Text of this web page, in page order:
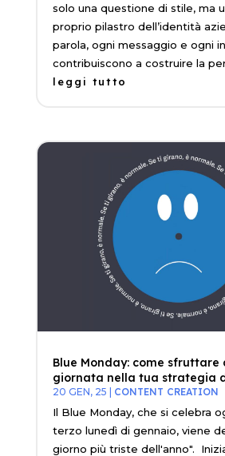
solo una questione di stile, ma
proprio pilastro dell’identità
parola, ogni messaggio e ogni
contribuiscono a costruire la
leggi tutto
Blue Monday: come sfruttare
giornata nella tua strategia
20 GEN, 25 CONTENT CREATION
Il Blue Monday, che si celebra
terzo lunedì di gennaio, viene
giorno più triste dell'anno".